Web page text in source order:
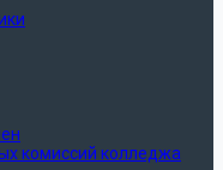
комиссий колледжа